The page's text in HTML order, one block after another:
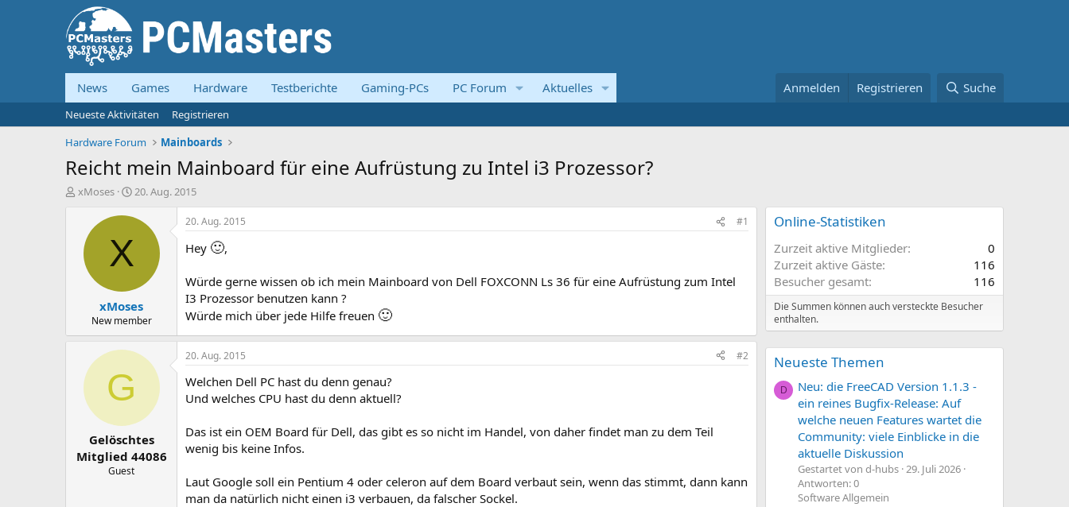
News Games Hardware Testberichte Gaming-PCs PC Forum Aktuelles Anmelden Registrieren Suche
Neueste Aktivitäten
Registrieren
Hardware Forum
Mainboards
Reicht mein Mainboard für eine Aufrüstung zu Intel i3 Prozessor?
E
xMoses
E
s
t
a
m
20. Aug. 2015
X
xMoses
New member
20. Aug. 2015 #1
Hey 🙂,
Würde gerne wissen ob ich mein Mainboard von Dell FOXCONN Ls 36 für eine Aufrüstung zum Intel
I3 Prozessor benutzen kann ?
Würde mich über jede Hilfe freuen 🙂
G
Gelöschtes
Mitglied 44086
Guest
20. Aug. 2015 #2
Welchen Dell PC hast du denn genau?
Und welches CPU hast du denn aktuell?
Das ist ein OEM Board für Dell, das gibt es so nicht im Handel, von daher findet man zu dem Teil
wenig bis keine Infos.
Laut Google soll ein Pentium 4 oder celeron auf dem Board verbaut sein, wenn das stimmt, dann kann
man da natürlich nicht einen i3 verbauen, da falscher Sockel.
Online-Statistiken
Zurzeit aktive Mitglieder
0
Zurzeit aktive Gäste
116
Besucher gesamt
116
Die Summen können auch versteckte Besucher
enthalten.
Neueste Themen
D
Neu: die FreeCAD Version 1.1.3 -
ein reines Bugfix-Release: Auf
welche neuen Features wartet die
Community: viele Einblicke in die
aktuelle Diskussion
Gestartet von d-hubs 29. Juli 2026
Antworten: 0
Software Allgemein